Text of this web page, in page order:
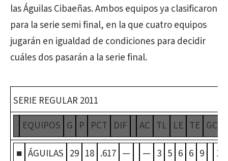
las Águilas Cibaeñas. Ambos equipos ya clasificaron
para la serie semi final, en la que cuatro equipos
jugarán en igualdad de condiciones para decidir
cuáles dos pasarán a la serie final.
SERIE REGULAR 2011
EQUIPOS G P PCT DIF AC TL LE TE GC
■ ÁGUILAS 29 18 .617 — — 3 5 6 6 9